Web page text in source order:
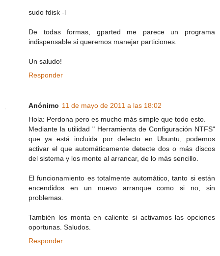
sudo fdisk -l
De todas formas, gparted me parece un programa
indispensable si queremos manejar particiones.
Un saludo!
Responder
Anónimo 11 de mayo de 2011 a las 18:02
Hola: Perdona pero es mucho más simple que todo esto.
Mediante la utilidad " Herramienta de Configuración NTFS"
que ya está incluida por defecto en Ubuntu, podemos
activar el que automáticamente detecte dos o más discos
del sistema y los monte al arrancar, de lo más sencillo.
El funcionamiento es totalmente automático, tanto si están
encendidos en un nuevo arranque como si no, sin
problemas.
También los monta en caliente si activamos las opciones
oportunas. Saludos.
Responder